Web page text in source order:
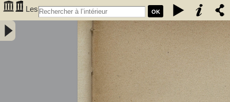
OK
Les
maladies microbiennes des vins : fermentation alcoolique, maladies
microbiennes, casse des vins, hygiène du vin, traitements des vins
malades / par A. Bouffard,... - Bouffard, A. (18XX-.... ; œnologue).